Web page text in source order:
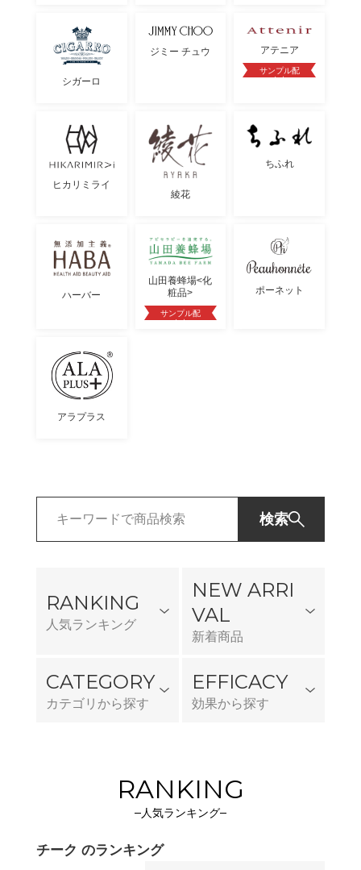
シガーロ
ジミー チュウ アテニア
サンプル配
布中
ヒカリミライ
綾花
ちふれ
ハーバー
山田養蜂場<化
粧品>
サンプル配
布中
ポーネット
アラプラス
検索
RANKING
人気ランキング
NEW ARRI
VAL
新着商品
CATEGORY
カテゴリから探す
EFFICACY
効果から探す
RANKING
人気ランキング
チーク のランキング